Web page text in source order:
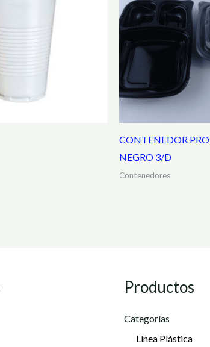
CONTENEDOR
NEGRO 3/D
Contenedores
Productos
Categorías
Línea Plástica